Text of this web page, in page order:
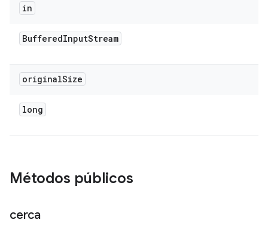
in
BufferedInputStream
originalSize
long
Métodos públicos
cerca